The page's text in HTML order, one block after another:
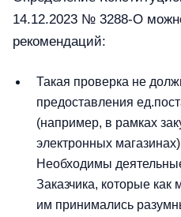
14.12.2023 № 3288-О
рекомендаций:
Такая проверка не
предоставления
(например, в рамках
электронных
Необходимы
Заказчика, которые
им принимались